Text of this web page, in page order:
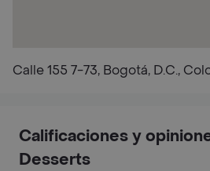
Calle 155 7-73, Bogotá, D.C.,
Calificaciones y
Desserts